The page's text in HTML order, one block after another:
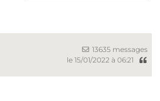
13635 messages
le 15/01/2022 à 06:21